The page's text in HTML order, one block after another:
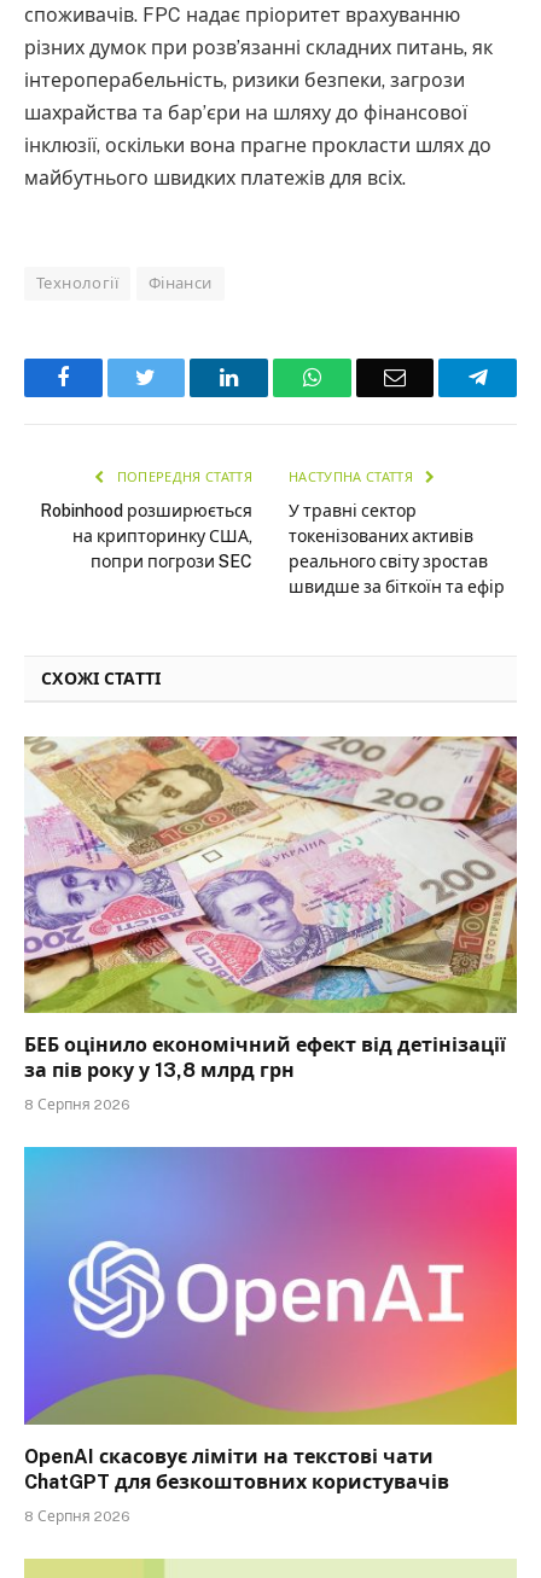
споживачів. FPC надає пріоритет врахуванню
різних думок при розв’язанні складних питань, як
інтероперабельність, ризики безпеки, загрози
шахрайства та бар’єри на шляху до фінансової
інклюзії, оскільки вона прагне прокласти шлях до
майбутнього швидких платежів для всіх.
Технології Фінанси
Facebook LinkedInWhatsAppEmail
ПОПЕРЕДНЯ СТАТТЯ
Robinhood розширюється
на крипторинку США,
попри погрози SEC
НАСТУПНА СТАТТЯ
У травні сектор
токенізованих активів
реального світу зростав
швидше за біткоїн та ефір
СХОЖІ СТАТТІ
БЕБ оцінило економічний ефект від детінізації
за пів року у 13,8 млрд грн
8 Серпня 2026
OpenAI скасовує ліміти на текстові чати
ChatGPT для безкоштовних користувачів
8 Серпня 2026